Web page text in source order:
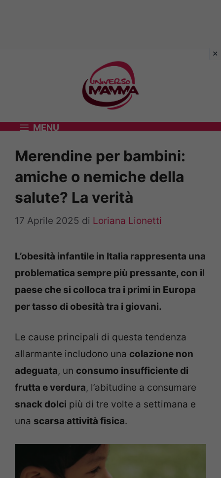
MENU
Merendine per bambini:
amiche o nemiche della
salute? La verità
17 Aprile 2025 di Loriana Lionetti
L’obesità infantile in Italia rappresenta una
problematica sempre più pressante, con il
paese che si colloca tra i primi in Europa
per tasso di obesità tra i giovani.
Le cause principali di questa tendenza
allarmante includono una colazione non
adeguata, un consumo insufficiente di
frutta e verdura, l’abitudine a consumare
snack dolci più di tre volte a settimana e
una scarsa attività fisica.